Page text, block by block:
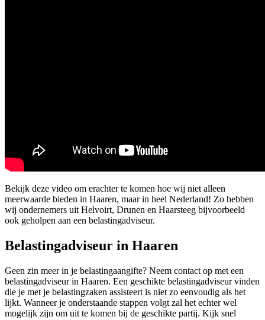
Bekijk deze video om erachter te komen hoe wij niet alleen
meerwaarde bieden in Haaren, maar in heel Nederland! Zo hebben
wij ondernemers uit Helvoirt, Drunen en Haarsteeg bijvoorbeeld
ook geholpen aan een belastingadviseur.
Belastingadviseur in Haaren
Geen zin meer in je belastingaangifte? Neem contact op met een
belastingadviseur in Haaren. Een geschikte belastingadviseur vinden
die je met je belastingzaken assisteert is niet zo eenvoudig als het
lijkt. Wanneer je onderstaande stappen volgt zal het echter wel
mogelijk zijn om uit te komen bij de geschikte partij. Kijk snel